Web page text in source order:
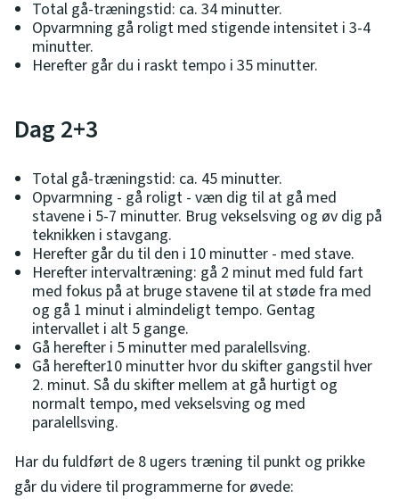
Total gå-træningstid: ca. 34 minutter.
Opvarmning gå roligt med stigende intensitet i 3-4
minutter.
Herefter går du i raskt tempo i 35 minutter.
Dag 2+3
Total gå-træningstid: ca. 45 minutter.
Opvarmning - gå roligt - væn dig til at gå med
stavene i 5-7 minutter. Brug vekselsving og øv dig på
teknikken i stavgang.
Herefter går du til den i 10 minutter - med stave.
Herefter intervaltræning: gå 2 minut med fuld fart
med fokus på at bruge stavene til at støde fra med
og gå 1 minut i almindeligt tempo. Gentag
intervallet i alt 5 gange.
Gå herefter i 5 minutter med paralellsving.
Gå herefter10 minutter hvor du skifter gangstil hver
2. minut. Så du skifter mellem at gå hurtigt og
normalt tempo, med vekselsving og med
paralellsving.
Har du fuldført de 8 ugers træning til punkt og prikke
går du videre til programmerne for øvede: